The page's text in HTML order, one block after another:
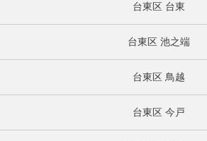
台東区 台東
台東区 池之端
台東区 鳥越
台東区 今戸